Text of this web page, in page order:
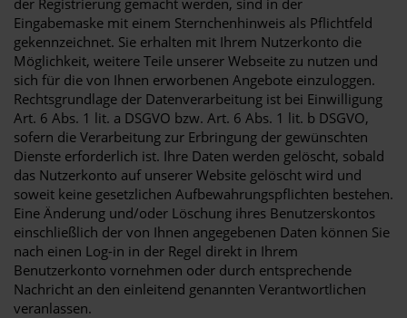
der Registrierung gemacht werden, sind in der
Eingabemaske mit einem Sternchenhinweis als Pflichtfeld
gekennzeichnet. Sie erhalten mit Ihrem Nutzerkonto die
Möglichkeit, weitere Teile unserer Webseite zu nutzen und
sich für die von Ihnen erworbenen Angebote einzuloggen.
Rechtsgrundlage der Datenverarbeitung ist bei Einwilligung
Art. 6 Abs. 1 lit. a DSGVO bzw. Art. 6 Abs. 1 lit. b DSGVO,
sofern die Verarbeitung zur Erbringung der gewünschten
Dienste erforderlich ist. Ihre Daten werden gelöscht, sobald
das Nutzerkonto auf unserer Website gelöscht wird und
soweit keine gesetzlichen Aufbewahrungspflichten bestehen.
Eine Änderung und/oder Löschung ihres Benutzerskontos
einschließlich der von Ihnen angegebenen Daten können Sie
nach einen Log-in in der Regel direkt in Ihrem
Benutzerkonto vornehmen oder durch entsprechende
Nachricht an den einleitend genannten Verantwortlichen
veranlassen.